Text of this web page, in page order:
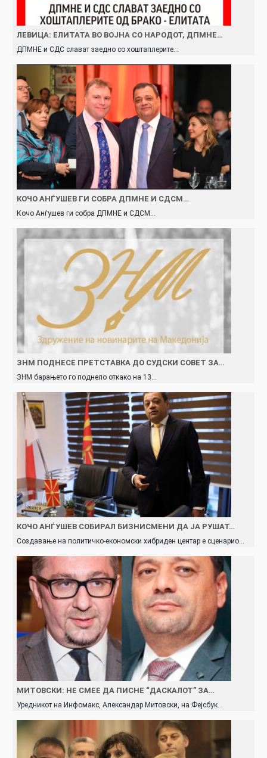
ЛЕВИЦА: ЕЛИТАТА ВО ВОЈНА СО НАРОДОТ, ДПМНЕ…
ДПМНЕ и СДС слават заедно со хоштаплерите…
КОЧО АНЃУШЕВ ГИ СОБРА ДПМНЕ И СДСМ…
Кочо Анѓушев ги собра ДПМНЕ и СДСМ…
ЗНМ ПОДНЕСЕ ПРЕТСТАВКА ДО СУДСКИ СОВЕТ ЗА…
ЗНМ барањето го поднело откако на 13…
КОЧО АНЃУШЕВ СОБИРАЛ БИЗНИСМЕНИ ДА ЈА РУШАТ…
Создавање на политичко-економски хибриден центар е сценарио…
МИТОВСКИ: НЕ СМЕЕ ДА ПИСНЕ “ДАСКАЛОТ” ЗА…
Уредникот на Инфомакс, Александар Митовски, на Фејсбук…